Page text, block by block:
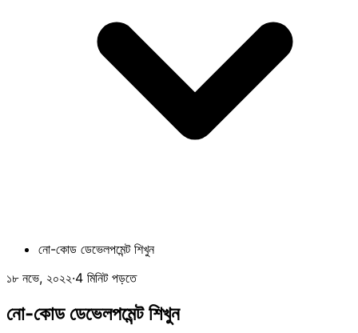
নো-কোড ডেভেলপমেন্ট শিখুন
১৮ নভে, ২০২২·4 মিনিট পড়তে
নো-কোড ডেভেলপমেন্ট শিখুন